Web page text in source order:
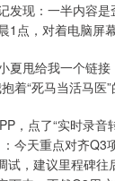
发现：一半内容
1点，对着电脑屏
夏甩给我一个链
着“死马当活马
，点了“实时录
今天重点对齐
试，建议里程碑